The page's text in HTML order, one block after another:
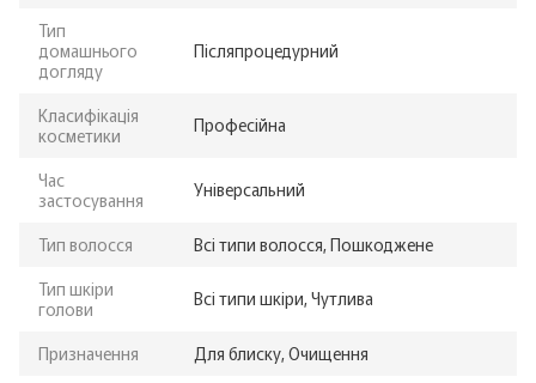
Тип
домашнього
догляду
Післяпроцедурний
Класифікація
косметики
Професійна
Час
застосування
Універсальний
Тип волосся
Всі типи волосся, Пошкоджене
Тип шкіри
голови
Всі типи шкіри, Чутлива
Призначення
Для блиску, Очищення